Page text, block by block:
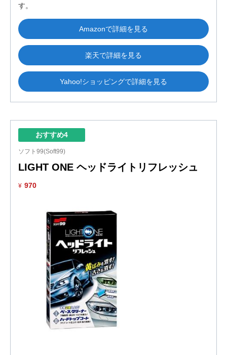
す。
Amazonで詳細を見る
楽天で詳細を見る
Yahoo!ショッピングで詳細を見る
おすすめ4
ソフト99(Soft99)
LIGHT ONE ヘッドライトリフレッシュ
¥ 970